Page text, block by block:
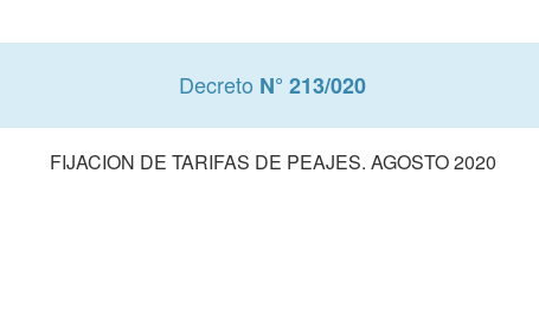
Decreto N° 213/020
FIJACION DE TARIFAS DE PEAJES. AGOSTO 2020